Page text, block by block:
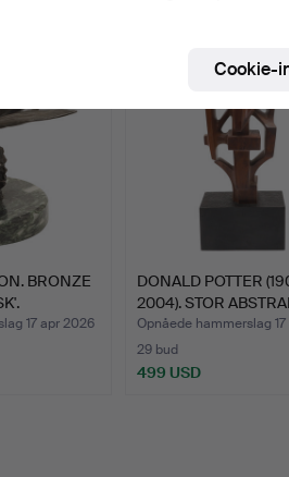
BRONZE
17 apr 2026
DONALD POTTER
2004). STOR
Opnåede hammerslag
29 bud
499 USD
Cookie-